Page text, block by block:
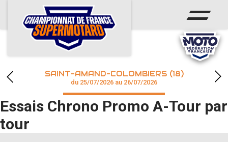
ACCUEIL
ACTUS
CALENDRIER
CHAMPIONNAT
RÉSULTATS
PHOTOS / WEB TV
SAINT-AMAND-COLOMBIERS (18)
du 25/07/2026 au 26/07/2026
Essais Chrono Promo A-Tour par
tour